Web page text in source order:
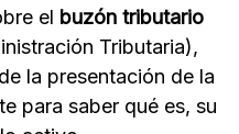
el buzón tributario
Tributaria),
la presentación de la
para saber qué es, su